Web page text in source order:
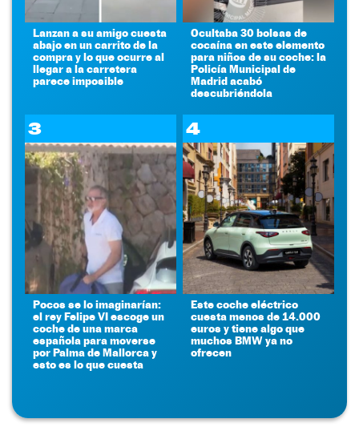
Lanzan a su amigo cuesta
abajo en un carrito de la
compra y lo que ocurre al
llegar a la carretera
parece imposible
Ocultaba 30 bolsas de
cocaína en este elemento
para niños de su coche: la
Policía Municipal de
Madrid acabó
descubriéndola
3
Pocos se lo imaginarían:
el rey Felipe VI escoge un
coche de una marca
española para moverse
por Palma de Mallorca y
esto es lo que cuesta
4
Este coche eléctrico
cuesta menos de 14.000
euros y tiene algo que
muchos BMW ya no
ofrecen